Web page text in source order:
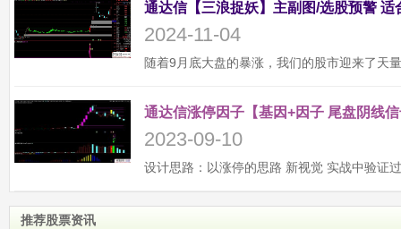
2024-11-04
通达信涨停因子【基因+因子 尾盘阴线
2023-09-10
推荐股票资讯